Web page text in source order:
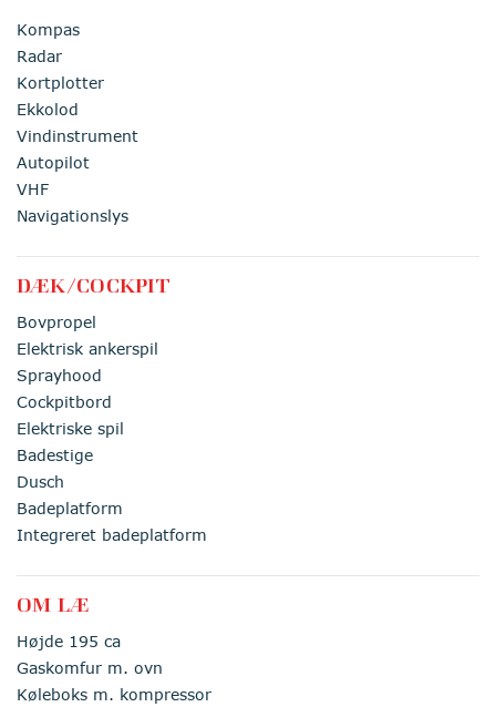
Kompas
Radar
Kortplotter
Ekkolod
Vindinstrument
Autopilot
VHF
Navigationslys
DÆK/COCKPIT
Bovpropel
Elektrisk ankerspil
Sprayhood
Cockpitbord
Elektriske spil
Badestige
Dusch
Badeplatform
Integreret badeplatform
OM LÆ
Højde 195 ca
Gaskomfur m. ovn
Køleboks m. kompressor